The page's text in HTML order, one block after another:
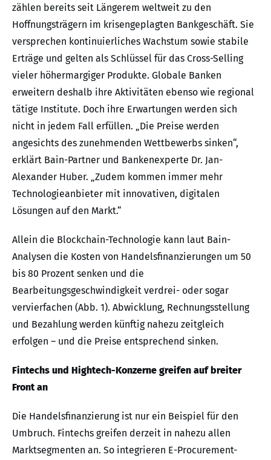
zählen bereits seit Längerem weltweit zu den
Hoffnungsträgern im krisengeplagten Bankgeschäft. Sie
versprechen kontinuierliches Wachstum sowie stabile
Erträge und gelten als Schlüssel für das Cross-Selling
vieler höhermargiger Produkte. Globale Banken
erweitern deshalb ihre Aktivitäten ebenso wie regional
tätige Institute. Doch ihre Erwartungen werden sich
nicht in jedem Fall erfüllen. „Die Preise werden
angesichts des zunehmenden Wettbewerbs sinken“,
erklärt Bain-Partner und Bankenexperte Dr. Jan-
Alexander Huber. „Zudem kommen immer mehr
Technologieanbieter mit innovativen, digitalen
Lösungen auf den Markt.“
Allein die Blockchain-Technologie kann laut Bain-
Analysen die Kosten von Handelsfinanzierungen um 50
bis 80 Prozent senken und die
Bearbeitungsgeschwindigkeit verdrei- oder sogar
vervierfachen (Abb. 1). Abwicklung, Rechnungsstellung
und Bezahlung werden künftig nahezu zeitgleich
erfolgen – und die Preise entsprechend sinken.
Fintechs und Hightech-Konzerne greifen auf breiter
Front an
Die Handelsfinanzierung ist nur ein Beispiel für den
Umbruch. Fintechs greifen derzeit in nahezu allen
Marktsegmenten an. So integrieren E-Procurement-